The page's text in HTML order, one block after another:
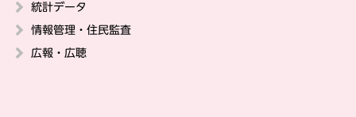
統計データ
情報管理・住民監査
広報・広聴